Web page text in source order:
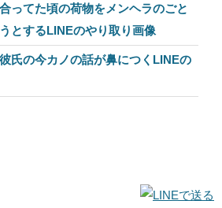
ってた頃の荷物をメンヘラのごと
とするLINEのやり取り画像
氏の今カノの話が鼻につくLINEの